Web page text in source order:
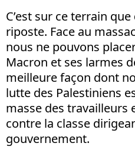
C’est sur ce terrain
riposte. Face au
nous ne pouvons
Macron et ses larmes
meilleure façon dont
lutte des Palestiniens
masse des travailleurs
contre la classe
gouvernement.